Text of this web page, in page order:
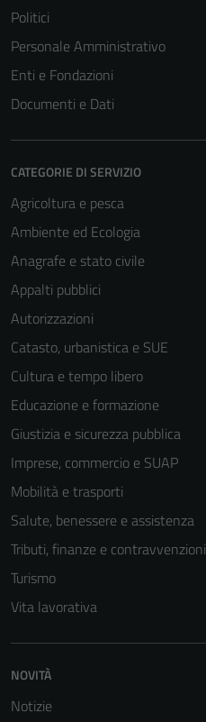
Politici
Personale Amministrativo
Enti e Fondazioni
Documenti e Dati
CATEGORIE DI SERVIZIO
Agricoltura e pesca
Ambiente ed Ecologia
Anagrafe e stato civile
Appalti pubblici
Autorizzazioni
Catasto, urbanistica e SUE
Cultura e tempo libero
Educazione e formazione
Giustizia e sicurezza pubblica
Imprese, commercio e SUAP
Mobilità e trasporti
Salute, benessere e assistenza
Tributi, finanze e contravvenzioni
Turismo
Vita lavorativa
NOVITÀ
Notizie